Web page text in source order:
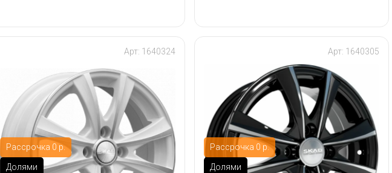
Рассрочка 0 р.
Долями
Арт: 1640324
Рассрочка 0 р.
Долями
Арт: 1640305